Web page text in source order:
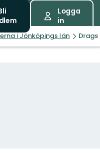
Logga
in
i Jönköpings län